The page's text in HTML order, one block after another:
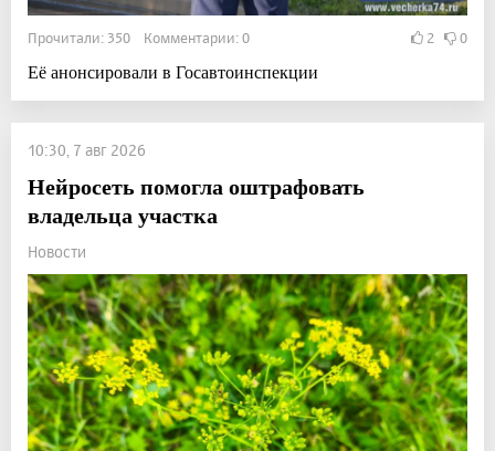
Прочитали: 350 Комментарии: 0 2 0
Её анонсировали в Госавтоинспекции
10:30, 7 авг 2026
Нейросеть помогла оштрафовать
владельца участка
Новости